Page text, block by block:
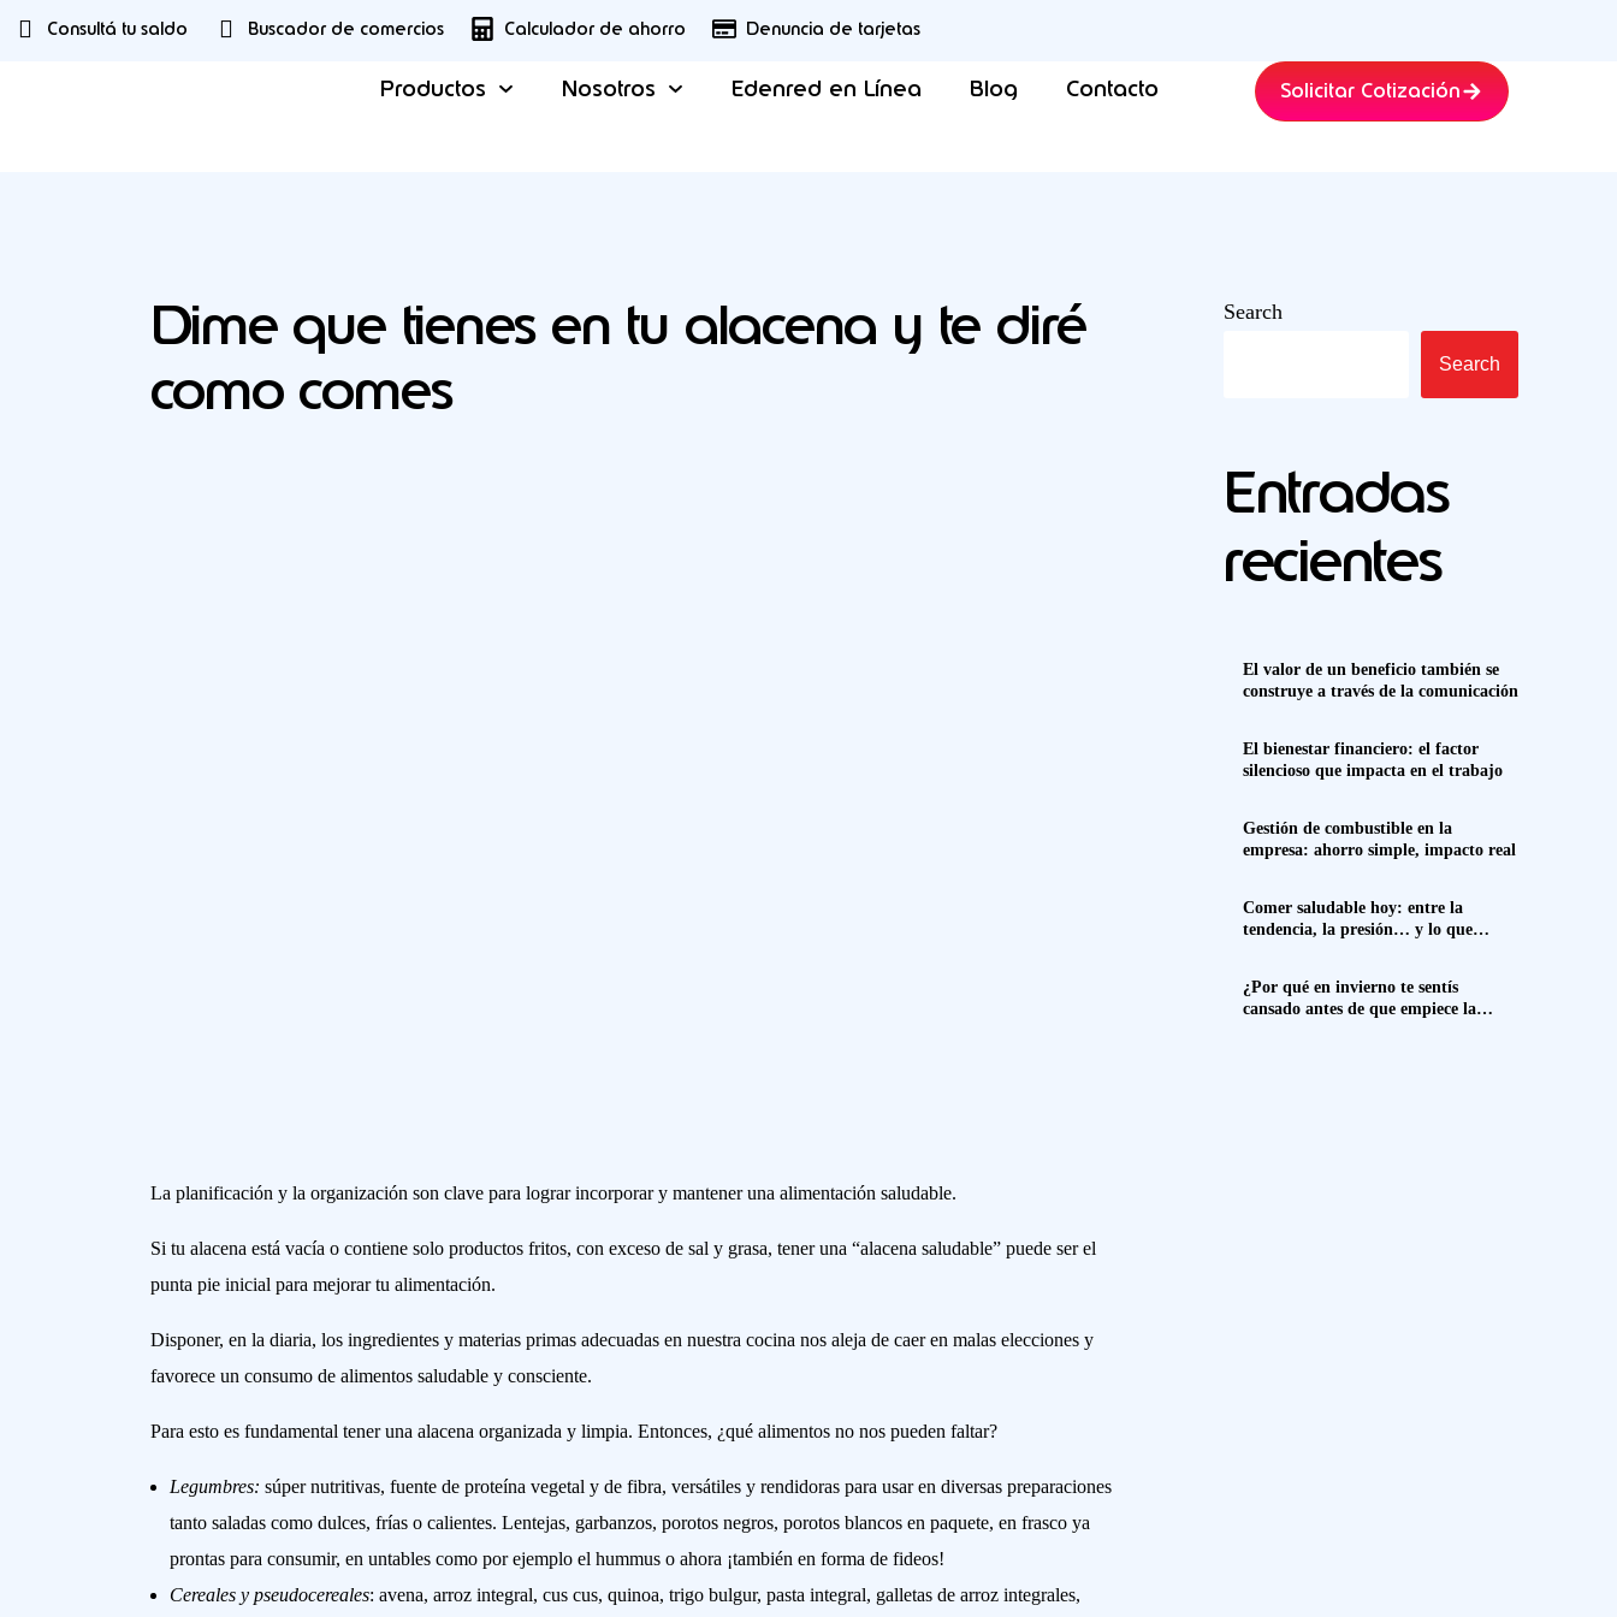
Consultá tu saldo Buscador de comercios Calculador de ahorro Denuncia de tarjetas
Productos Nosotros Edenred en Línea Blog Contacto Solicitar Cotización
Dime que tienes en tu alacena y te diré
como comes
La planificación y la organización son clave para lograr incorporar y mantener una alimentación saludable.
Si tu alacena está vacía o contiene solo productos fritos, con exceso de sal y grasa, tener una “alacena saludable” puede ser el
punta pie inicial para mejorar tu alimentación.
Disponer, en la diaria, los ingredientes y materias primas adecuadas en nuestra cocina nos aleja de caer en malas elecciones y
favorece un consumo de alimentos saludable y consciente.
Para esto es fundamental tener una alacena organizada y limpia. Entonces, ¿qué alimentos no nos pueden faltar?
Legumbres: súper nutritivas, fuente de proteína vegetal y de fibra, versátiles y rendidoras para usar en diversas preparaciones
tanto saladas como dulces, frías o calientes. Lentejas, garbanzos, porotos negros, porotos blancos en paquete, en frasco ya
prontas para consumir, en untables como por ejemplo el hummus o ahora ¡también en forma de fideos!
Cereales y pseudocereales: avena, arroz integral, cus cus, quinoa, trigo bulgur, pasta integral, galletas de arroz integrales,
Search
Search
Entradas
recientes
El valor de un beneficio también se
construye a través de la comunicación
El bienestar financiero: el factor
silencioso que impacta en el trabajo
Gestión de combustible en la
empresa: ahorro simple, impacto real
Comer saludable hoy: entre la
tendencia, la presión… y lo que
¿Por qué en invierno te sentís
cansado antes de que empiece la